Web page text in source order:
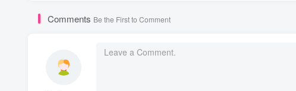
Comments Be the First to Comment